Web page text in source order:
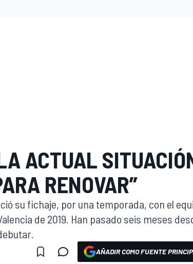
ACTUAL
RENOVAR”
su fichaje, por una temporada, con el
de 2019. Han pasado seis meses
AÑADIR COMO FUENTE